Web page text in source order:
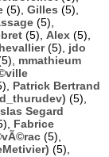
(5), Gilles (5),
(5),
(5), Alex (5),
(5), jdo
mmathieum
Patrick Bertrand
(5),
Segard
Fabrice
(5),
(5),